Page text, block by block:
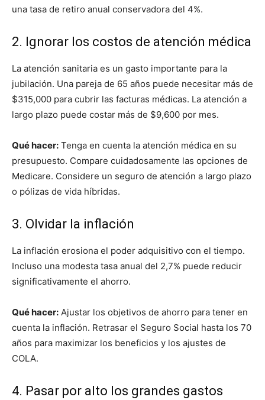
una tasa de retiro anual conservadora del 4%.
2. Ignorar los costos de atención médica
La atención sanitaria es un gasto importante para la
jubilación. Una pareja de 65 años puede necesitar más de
$315,000 para cubrir las facturas médicas. La atención a
largo plazo puede costar más de $9,600 por mes.
Qué hacer: Tenga en cuenta la atención médica en su
presupuesto. Compare cuidadosamente las opciones de
Medicare. Considere un seguro de atención a largo plazo
o pólizas de vida híbridas.
3. Olvidar la inflación
La inflación erosiona el poder adquisitivo con el tiempo.
Incluso una modesta tasa anual del 2,7% puede reducir
significativamente el ahorro.
Qué hacer: Ajustar los objetivos de ahorro para tener en
cuenta la inflación. Retrasar el Seguro Social hasta los 70
años para maximizar los beneficios y los ajustes de
COLA.
4. Pasar por alto los grandes gastos